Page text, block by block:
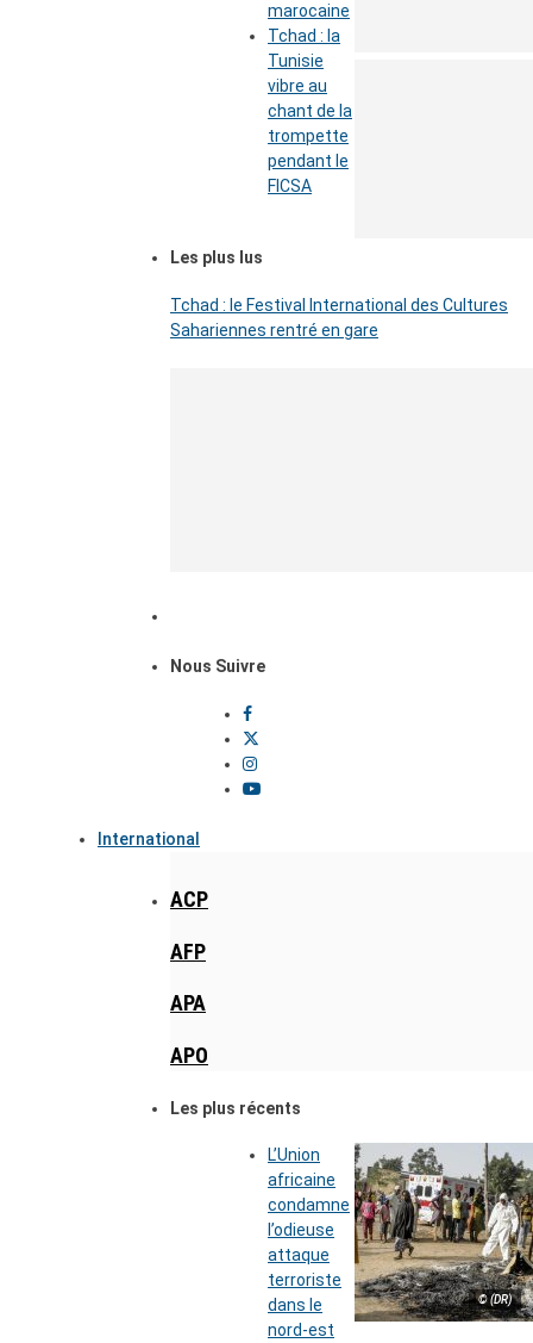
marocaine
Tchad : la
Tunisie
vibre au
chant de la
trompette
pendant le
FICSA
Les plus lus
Tchad : le Festival International des Cultures
Sahariennes rentré en gare
Nous Suivre
International
ACP
AFP
APA
APO
Les plus récents
© (DR)
L’Union
africaine
condamne
l’odieuse
attaque
terroriste
dans le
nord-est